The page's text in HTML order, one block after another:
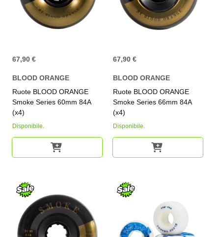
67,90 €
BLOOD ORANGE
Ruote BLOOD ORANGE
Smoke Series 60mm 84A
(x4)
Disponibile.
67,90 €
BLOOD ORANGE
Ruote BLOOD ORANGE
Smoke Series 66mm 84A
(x4)
Disponibile.